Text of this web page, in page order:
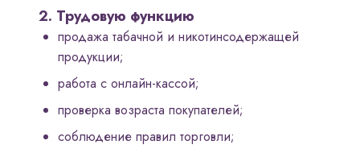
2. Трудовую функцию
продажа табачной и никотинсодержащей
продукции;
работа с онлайн-кассой;
проверка возраста покупателей;
соблюдение правил торговли;